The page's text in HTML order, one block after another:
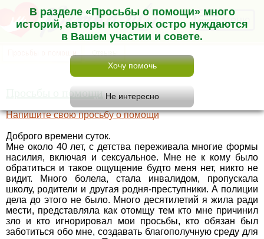
В разделе «Просьбы о помощи» много
историй, авторы которых остро нуждаются
в Вашем участии и совете.
Меню
Просьбы о помощи
Напишите свою просьбу о помощи
Доброго времени суток.
Мне около 40 лет, с детства переживала многие формы
насилия, включая и сексуальное. Мне не к кому было
обратиться и такое ощущение будто меня нет, никто не
видит. Много болела, стала инвалидом, пропускала
школу, родители и другая родня-преступники. А полиции
дела до этого не было. Много десятилетий я жила ради
мести, представляла как отомщу тем кто мне причинил
зло и кто игнорировал мои просьбы, кто обязан был
заботиться обо мне, создавать благополучную среду для